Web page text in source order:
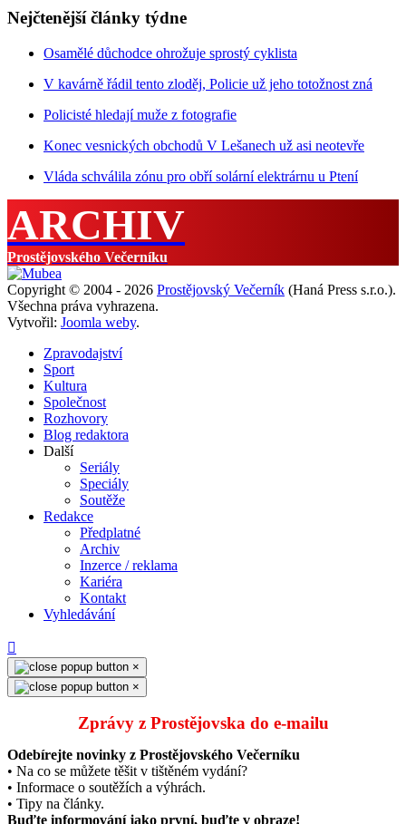
Nejčtenější články týdne
Osamělé důchodce ohrožuje sprostý cyklista
V kavárně řádil tento zloděj, Policie už jeho totožnost zná
Policisté hledají muže z fotografie
Konec vesnických obchodů V Lešanech už asi neotevře
Vláda schválila zónu pro obří solární elektrárnu u Ptení
ARCHIV
Prostějovského Večerníku
Copyright © 2004 - 2026 Prostějovský Večerník (Haná Press s.r.o.).
Všechna práva vyhrazena.
Vytvořil: Joomla weby.
Zpravodajství
Sport
Kultura
Společnost
Rozhovory
Blog redaktora
Další
Seriály
Speciály
Soutěže
Redakce
Předplatné
Archiv
Inzerce / reklama
Kariéra
Kontakt
Vyhledávání
×
×
Zprávy z Prostějovska do e‑mailu
Odebírejte novinky z Prostějovského Večerníku
• Na co se můžete těšit v tištěném vydání?
• Informace o soutěžích a výhrách.
• Tipy na články.
Buďte informování jako první, buďte v obraze!